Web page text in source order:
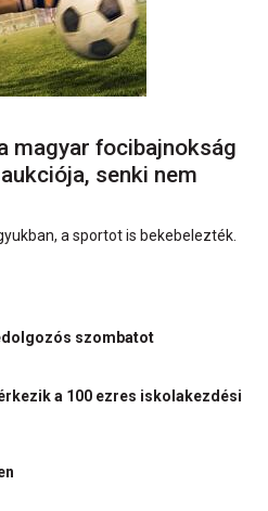
magyar focibajnokság
senki nem
a sportot is bekebelezték.
szombatot
a 100 ezres iskolakezdési